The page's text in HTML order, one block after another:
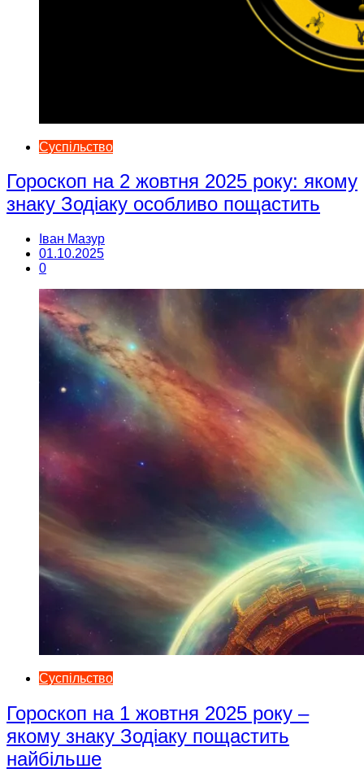
Суспільство
Гороскоп на 2 жовтня 2025 року: якому
знаку Зодіаку особливо пощастить
Іван Мазур
01.10.2025
0
Суспільство
Гороскоп на 1 жовтня 2025 року –
якому знаку Зодіаку пощастить
найбільше